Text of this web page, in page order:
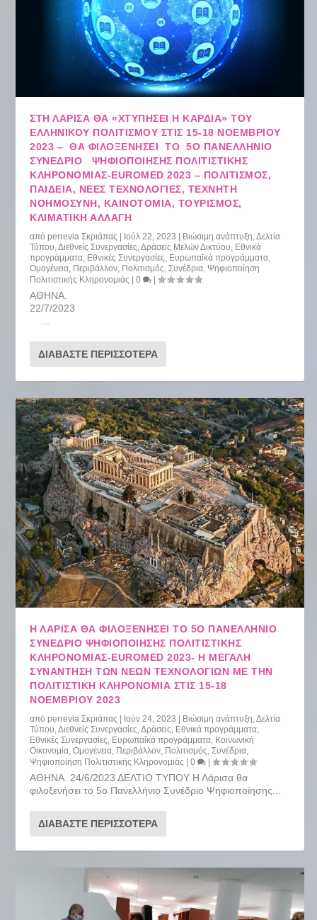
ΣΤΗ ΛΆΡΙΣΑ ΘΑ «ΧΤΥΠΉΣΕΙ Η ΚΑΡΔΙΆ» ΤΟΥ
ΕΛΛΗΝΙΚΟΎ ΠΟΛΙΤΙΣΜΟΎ ΣΤΙΣ 15-18 ΝΟΕΜΒΡΊΟΥ
2023 – ΘΑ ΦΙΛΟΞΕΝΉΣΕΙ ΤΟ 5Ο ΠΑΝΕΛΛΉΝΙΟ
ΣΥΝΈΔΡΙΟ ΨΗΦΙΟΠΟΊΗΣΗΣ ΠΟΛΙΤΙΣΤΙΚΉΣ
ΚΛΗΡΟΝΟΜΙΆΣ-EUROMED 2023 – ΠΟΛΙΤΙΣΜΌΣ,
ΠΑΙΔΕΊΑ, ΝΈΕΣ ΤΕΧΝΟΛΟΓΊΕΣ, ΤΕΧΝΗΤΉ
ΝΟΗΜΟΣΎΝΗ, ΚΑΙΝΟΤΟΜΊΑ, ΤΟΥΡΙΣΜΌΣ,
ΚΛΙΜΑΤΙΚΉ ΑΛΛΑΓΉ
απόperrevia Σκριάπας Ιούλ 22, 2023 Βιώσιμη ανάπτυξη,Δελτία
Τύπου,Διεθνείς Συνεργασίες,Δράσεις Μελών Δικτύου, Εθνικά
προγράμματα, Εθνικές Συνεργασίες, Ευρωπαΐκά προγράμματα,
Ομογένεια, Περιβάλλον, Πολιτισμός,Συνέδρια, Ψηφιοποίηση
Πολιτιστικής Κληρονομιάς
|0 |
ΑΘΗΝΑ.
22/7/2023
...
ΔΙΑΒΆΣΤΕ ΠΕΡΙΣΣΌΤΕΡΑ
Η ΛΆΡΙΣΑ ΘΑ ΦΙΛΟΞΕΝΉΣΕΙ ΤΟ 5Ο ΠΑΝΕΛΛΉΝΙΟ
ΣΥΝΈΔΡΙΟ ΨΗΦΙΟΠΟΊΗΣΗΣ ΠΟΛΙΤΙΣΤΙΚΉΣ
ΚΛΗΡΟΝΟΜΙΆΣ-EUROMED 2023- Η ΜΕΓΆΛΗ
ΣΥΝΆΝΤΗΣΗ ΤΩΝ ΝΈΩΝ ΤΕΧΝΟΛΟΓΙΏΝ ΜΕ ΤΗΝ
ΠΟΛΙΤΙΣΤΙΚΉ ΚΛΗΡΟΝΟΜΙΆ ΣΤΙΣ 15-18
ΝΟΕΜΒΡΊΟΥ 2023
απόperrevia Σκριάπας Ιούν 24, 2023 Βιώσιμη ανάπτυξη,Δελτία
Τύπου,Διεθνείς Συνεργασίες,Δράσεις, Εθνικά προγράμματα,
Εθνικές Συνεργασίες, Ευρωπαΐκά προγράμματα, Κοινωνική
Οικονομία,Ομογένεια, Περιβάλλον, Πολιτισμός,Συνέδρια,
Ψηφιοποίηση Πολιτιστικής Κληρονομιάς
|0 |
ΑΘΗΝΑ. 24/6/2023 ΔΕΛΤΙΟ ΤΥΠΟΥ Η Λάρισα θα
φιλοξενήσει το 5ο Πανελλήνιο Συνέδριο Ψηφιοποίησης...
ΔΙΑΒΆΣΤΕ ΠΕΡΙΣΣΌΤΕΡΑ